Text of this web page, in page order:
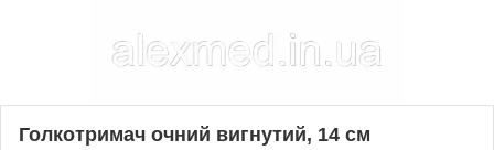
Голкотримач очний вигнутий, 14 см